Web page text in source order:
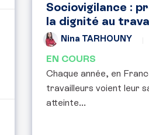
Sociovigilance :
la dignité au
Nina TARHOUNY
EN COURS
Chaque année, en
travailleurs voient leur
atteinte...